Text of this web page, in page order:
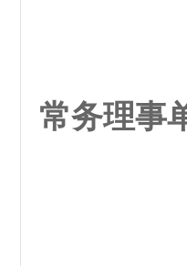
常务理事